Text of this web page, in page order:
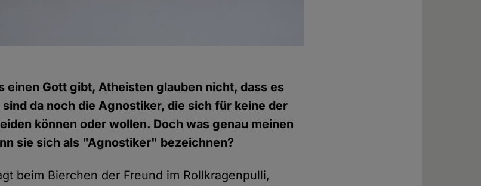
einen Gott gibt, Atheisten glauben nicht, dass es
da noch die Agnostiker, die sich für keine der
können oder wollen. Doch was genau meinen
sie sich als "Agnostiker" bezeichnen?
beim Bierchen der Freund im Rollkragenpulli,